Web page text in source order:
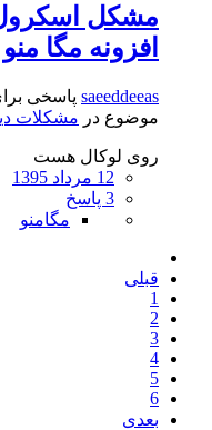
مشکل
افزونه مگا منو
saeeddeeas پاسخی
موضوع در مشکلات
روی لوکال هست
12 مرداد 1395
3 پاسخ
مگامنو
قبلی
1
2
3
4
5
6
بعدی